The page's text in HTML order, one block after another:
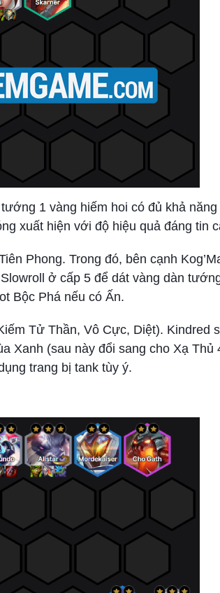
1 vàng hiếm hoi có đủ khả năng
xuất hiện với độ hiệu quả đáng tin
Phong. Trong đó, bên cạnh
ở cấp 5 để dát vàng dàn
Bộc Phá nếu có Ấn.
Tử Thần, Vô Cực, Diệt). Kindred
Xanh (sau này đổi sang cho Xạ Thủ
trang bị tank tùy ý.